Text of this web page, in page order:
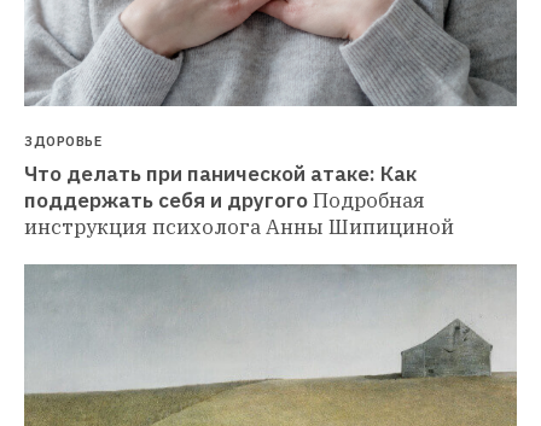
ЗДОРОВЬЕ
Что делать при панической атаке: Как
поддержать себя и другогоПодробная
инструкция психолога Анны Шипициной